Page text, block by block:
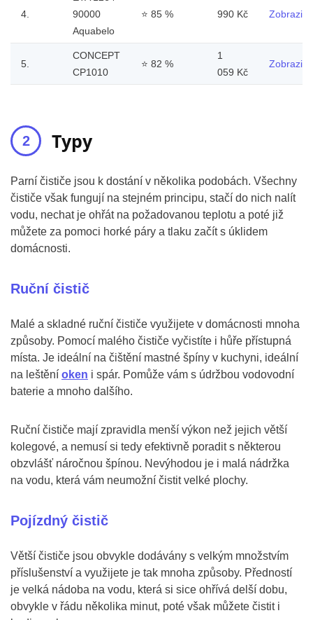
4.
90000
Aquabelo
⭐ 85 % 990 Kč Zobrazit
5.
CONCEPT
CP1010
⭐ 82 %
1
059 Kč
Zobrazit
Typy
Parní čističe jsou k dostání v několika podobách. Všechny
čističe však fungují na stejném principu, stačí do nich nalít
vodu, nechat je ohřát na požadovanou teplotu a poté již
můžete za pomoci horké páry a tlaku začít s úklidem
domácnosti.
Ruční čistič
Malé a skladné ruční čističe využijete v domácnosti mnoha
způsoby. Pomocí malého čističe vyčistíte i hůře přístupná
místa. Je ideální na čištění mastné špíny v kuchyni, ideální
na leštění oken i spár. Pomůže vám s údržbou vodovodní
baterie a mnoho dalšího.
Ruční čističe mají zpravidla menší výkon než jejich větší
kolegové, a nemusí si tedy efektivně poradit s některou
obzvlášť náročnou špínou. Nevýhodou je i malá nádržka
na vodu, která vám neumožní čistit velké plochy.
Pojízdný čistič
Větší čističe jsou obvykle dodávány s velkým množstvím
příslušenství a využijete je tak mnoha způsoby. Předností
je velká nádoba na vodu, která si sice ohřívá delší dobu,
obvykle v řádu několika minut, poté však můžete čistit i